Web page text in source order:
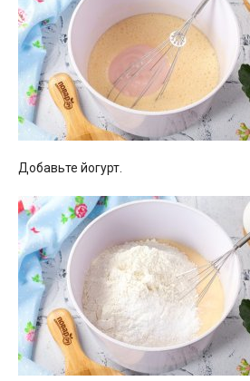
Добавьте йогурт.